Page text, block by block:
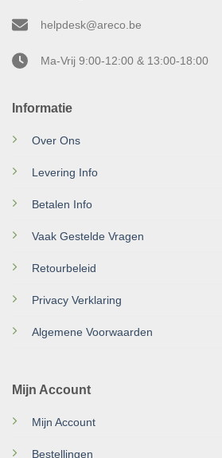
Informatie
Over Ons
Levering Info
Betalen Info
Vaak Gestelde Vragen
Retourbeleid
Privacy Verklaring
Algemene Voorwaarden
Mijn Account
Mijn Account
Bestellingen
helpdesk@areco.be
Ma-Vrij 9:00-12:00 & 13:00-18:00